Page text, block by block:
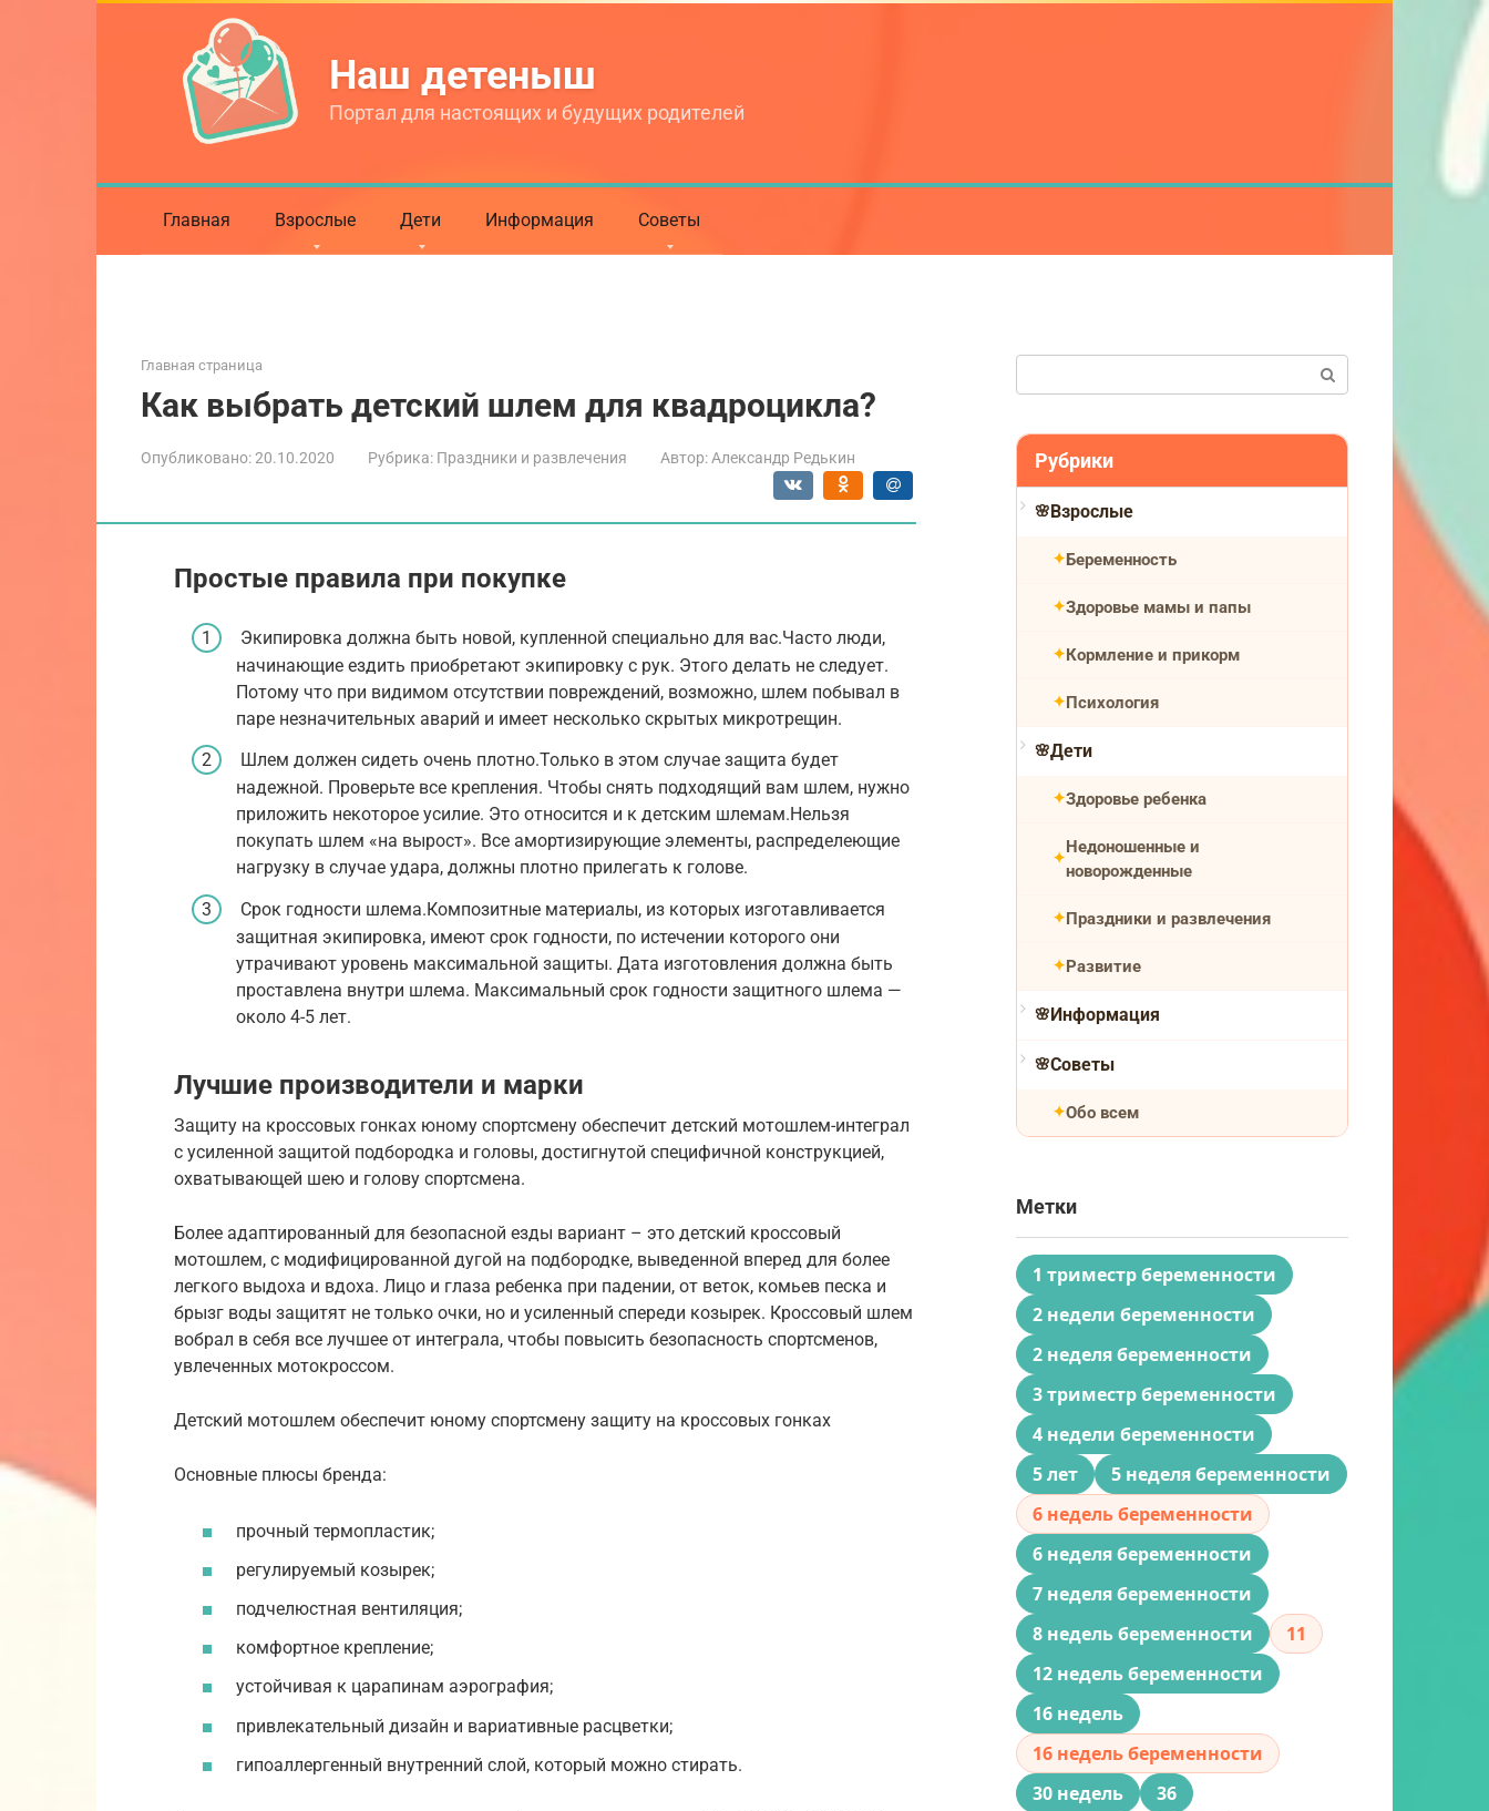
Наш детеныш
Портал для настоящих и будущих родителей
Главная Взрослые Дети Информация Советы
Главная страница
Как выбрать детский шлем для квадроцикла?
Опубликовано:20.10.2020 Рубрика: Праздники и развлечения Автор: Александр Редькин
Простые правила при покупке
Экипировка должна быть новой, купленной специально для вас.Часто люди,
начинающие ездить приобретают экипировку с рук. Этого делать не следует.
Потому что при видимом отсутствии повреждений, возможно, шлем побывал в
паре незначительных аварий и имеет несколько скрытых микротрещин.
Шлем должен сидеть очень плотно.Только в этом случае защита будет
надежной. Проверьте все крепления. Чтобы снять подходящий вам шлем, нужно
приложить некоторое усилие. Это относится и к детским шлемам.Нельзя
покупать шлем «на вырост». Все амортизирующие элементы, распределеющие
нагрузку в случае удара, должны плотно прилегать к голове.
Срок годности шлема.Композитные материалы, из которых изготавливается
защитная экипировка, имеют срок годности, по истечении которого они
утрачивают уровень максимальной защиты. Дата изготовления должна быть
проставлена внутри шлема. Максимальный срок годности защитного шлема —
около 4-5 лет.
Лучшие производители и марки
Защиту на кроссовых гонках юному спортсмену обеспечит детский мотошлем-интеграл
с усиленной защитой подбородка и головы, достигнутой специфичной конструкцией,
охватывающей шею и голову спортсмена.
Более адаптированный для безопасной езды вариант – это детский кроссовый
мотошлем, с модифицированной дугой на подбородке, выведенной вперед для более
легкого выдоха и вдоха. Лицо и глаза ребенка при падении, от веток, комьев песка и
брызг воды защитят не только очки, но и усиленный спереди козырек. Кроссовый шлем
вобрал в себя все лучшее от интеграла, чтобы повысить безопасность спортсменов,
увлеченных мотокроссом.
Детский мотошлем обеспечит юному спортсмену защиту на кроссовых гонках
Основные плюсы бренда:
прочный термопластик;
регулируемый козырек;
подчелюстная вентиляция;
комфортное крепление;
устойчивая к царапинам аэрография;
привлекательный дизайн и вариативные расцветки;
гипоаллергенный внутренний слой, который можно стирать.
Рубрики
Взрослые
Беременность
Здоровье мамы и папы
Кормление и прикорм
Психология
Дети
Здоровье ребенка
Недоношенные и
новорожденные
Праздники и развлечения
Развитие
Информация
Советы
Обо всем
Метки
1 триместр беременности
2 недели беременности
2 неделя беременности
3 триместр беременности
4 недели беременности
5 лет
5 неделя беременности
6 недель беременности
6 неделя беременности
7 неделя беременности
8 недель беременности
11
12 недель беременности
16 недель
16 недель беременности
30 недель
36